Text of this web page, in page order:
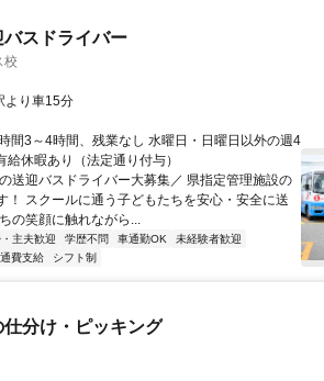
スドライバー
校
竜王駅より車15分
間3～4時間、残業なし 水曜日・日曜日以外の週4
休暇あり（法定通り付与）
送迎バスドライバー大募集／ 県指定管理施設の
！ スクールに通う子どもたちを安心・安全に送
の笑顔に触れながら...
主夫歓迎 学歴不問 車通勤OK
未経験者歓迎
費支給 シフト制
分け・ピッキング